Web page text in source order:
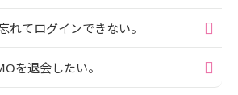
れてログインできない。
を退会したい。